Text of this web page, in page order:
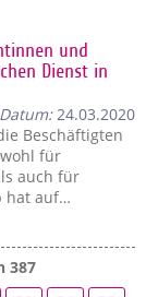
und
Dienst in
Datum:24.03.2020
Beschäftigten
für
auch für
hat auf…
387